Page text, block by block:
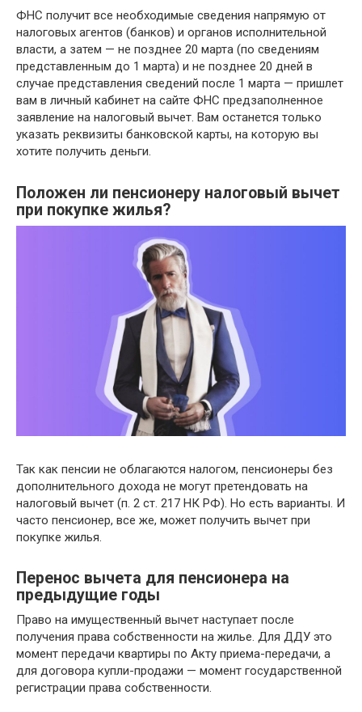
ФНС получит все необходимые сведения напрямую от
налоговых агентов (банков) и органов исполнительной
власти, а затем — не позднее 20 марта (по сведениям
представленным до 1 марта) и не позднее 20 дней в
случае представления сведений после 1 марта — пришлет
вам в личный кабинет на сайте ФНС предзаполненное
заявление на налоговый вычет. Вам останется только
указать реквизиты банковской карты, на которую вы
хотите получить деньги.
Положен ли пенсионеру налоговый вычет
при покупке жилья?
Так как пенсии не облагаются налогом, пенсионеры без
дополнительного дохода не могут претендовать на
налоговый вычет (п. 2 ст. 217 НК РФ). Но есть варианты. И
часто пенсионер, все же, может получить вычет при
покупке жилья.
Перенос вычета для пенсионера на
предыдущие годы
Право на имущественный вычет наступает после
получения права собственности на жилье. Для ДДУ это
момент передачи квартиры по Акту приема-передачи, а
для договора купли-продажи — момент государственной
регистрации права собственности.